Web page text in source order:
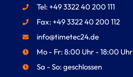
Tel: +49 3322 40 200 111
Fax: +49 3322 40 200 112
info@timetec24.de
Mo - Fr: 8:00 Uhr - 18:00 Uhr
Sa - So: geschlossen